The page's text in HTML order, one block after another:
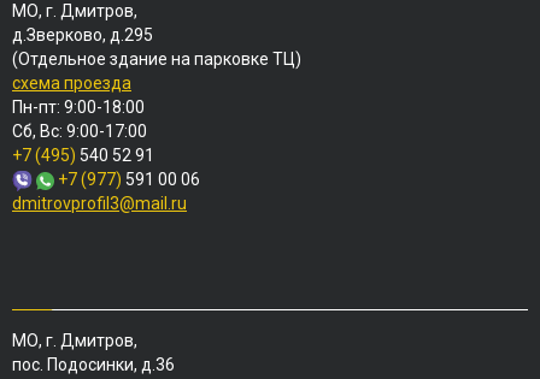
МО, г. Дмитров,
д.Зверково, д.295
(Отдельное здание на парковке ТЦ)
схема проезда
Пн-пт: 9:00-18:00
Сб, Вс: 9:00-17:00
+7 (495) 540 52 91
+7 (977) 591 00 06
dmitrovprofil3@mail.ru
МО, г. Дмитров,
пос. Подосинки, д.36